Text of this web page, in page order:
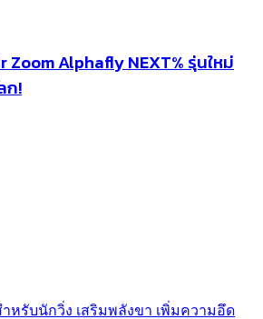
Zoom Alphafly NEXT% รุ่นใหม่
ก!